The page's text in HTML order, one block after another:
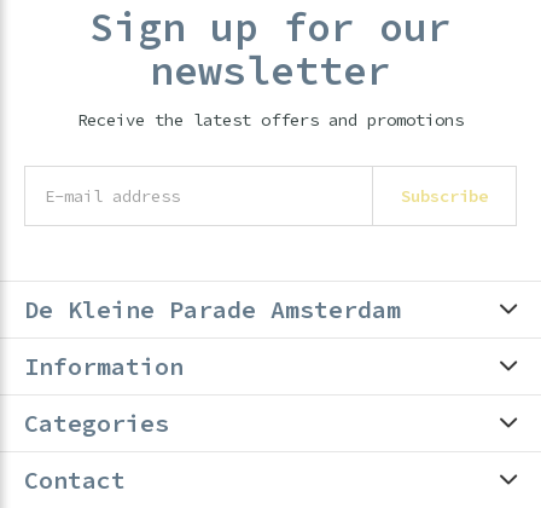
Sign up for our
newsletter
Receive the latest offers and promotions
Subscribe
De Kleine Parade Amsterdam
Information
Categories
Contact